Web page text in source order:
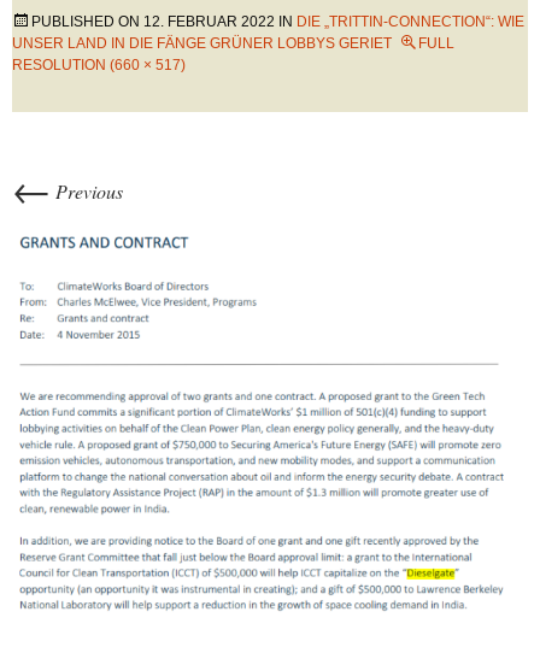
PUBLISHED ON 12. FEBRUAR 2022 IN DIE „TRITTIN-CONNECTION“: WIE
UNSER LAND IN DIE FÄNGE GRÜNER LOBBYS GERIET
FULL
RESOLUTION (660 × 517)
← Previous